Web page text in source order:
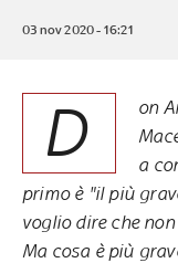
03 nov 2020 - 16:21
D
on
a
primo è "il più
voglio dire che
Ma cosa è più